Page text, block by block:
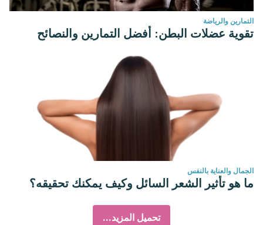
التمارين والرياضة
تقوية عضلات البطن: أفضل التمارين والنصائح
الجمال والعناية بالنفس
ما هو تأثير الشعر السائل وكيف يمكنك تحقيقه؟
تحميل المزيد...